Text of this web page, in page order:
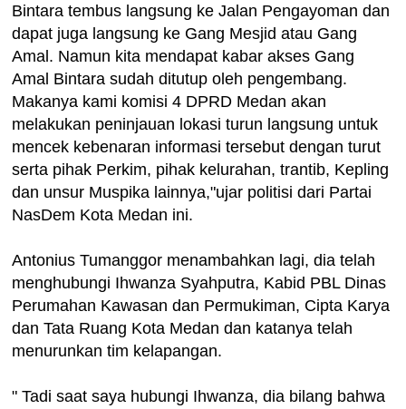
Bintara tembus langsung ke Jalan Pengayoman dan
dapat juga langsung ke Gang Mesjid atau Gang
Amal. Namun kita mendapat kabar akses Gang
Amal Bintara sudah ditutup oleh pengembang.
Makanya kami komisi 4 DPRD Medan akan
melakukan peninjauan lokasi turun langsung untuk
mencek kebenaran informasi tersebut dengan turut
serta pihak Perkim, pihak kelurahan, trantib, Kepling
dan unsur Muspika lainnya,"ujar politisi dari Partai
NasDem Kota Medan ini.
Antonius Tumanggor menambahkan lagi, dia telah
menghubungi Ihwanza Syahputra, Kabid PBL Dinas
Perumahan Kawasan dan Permukiman, Cipta Karya
dan Tata Ruang Kota Medan dan katanya telah
menurunkan tim kelapangan.
" Tadi saat saya hubungi Ihwanza, dia bilang bahwa